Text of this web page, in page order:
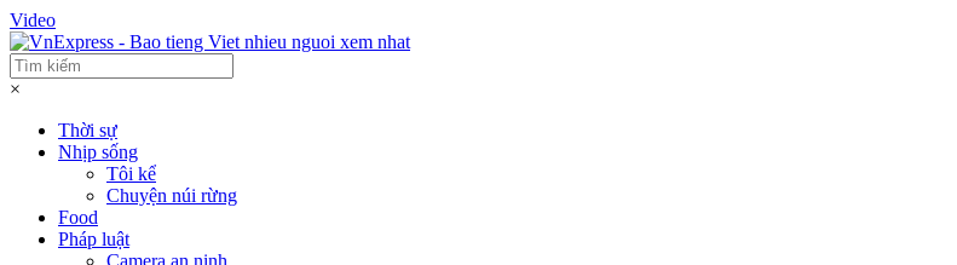
Video
×
Thời sự
Nhịp sống
Tôi kể
Chuyện núi rừng
Food
Pháp luật
Camera an ninh